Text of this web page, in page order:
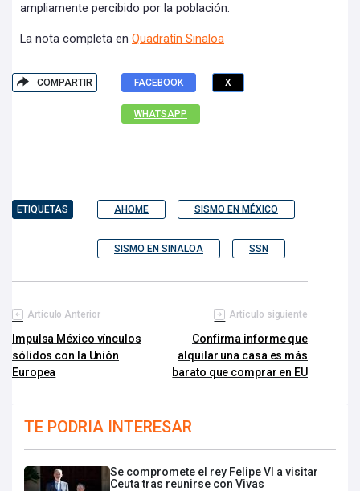
ampliamente percibido por la población.
La nota completa en Quadratín Sinaloa
COMPARTIR FACEBOOK X
WHATSAPP
ETIQUETAS AHOME SISMO EN MÉXICO
SISMO EN SINALOA SSN
Artículo Anterior
Impulsa México vínculos
sólidos con la Unión
Europea
Artículo siguiente
Confirma informe que
alquilar una casa es más
barato que comprar en EU
TE PODRIA INTERESAR
Se compromete el rey Felipe VI a visitar
Ceuta tras reunirse con Vivas